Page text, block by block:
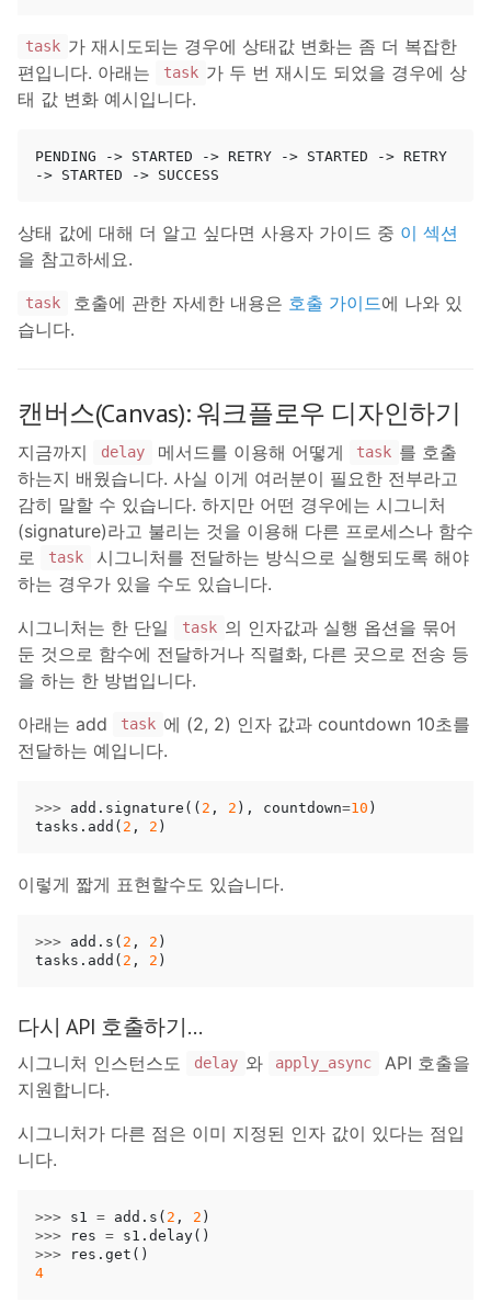
task 가 재시도되는 경우에 상태값 변화는 좀 더 복잡한
편입니다. 아래는
task 가 두 번 재시도 되었을 경우에 상
태 값 변화 예시입니다.
PENDING -> STARTED -> RETRY -> STARTED -> RETRY
상태 값에 대해 더 알고 싶다면 사용자 가이드 중 이 섹션
을 참고하세요.
task 호출에 관한 자세한 내용은 호출 가이드에 나와 있
습니다.
캔버스(Canvas): 워크플로우 디자인하기
지금까지 delay 메서드를 이용해 어떻게 task 를 호출
하는지 배웠습니다. 사실 이게 여러분이 필요한 전부라고
감히 말할 수 있습니다. 하지만 어떤 경우에는 시그니처
(signature)라고 불리는 것을 이용해 다른 프로세스나 함수
로
task
시그니처를 전달하는 방식으로 실행되도록 해야
하는 경우가 있을 수도 있습니다.
시그니처는 한 단일
task 의 인자값과 실행 옵션을 묶어
둔 것으로 함수에 전달하거나 직렬화, 다른 곳으로 전송 등
을 하는 한 방법입니다.
아래는 add
task 에 (2, 2) 인자 값과 countdown 10초를
전달하는 예입니다.
>>> add . signature (( 2 , 2 ), countdown=10 )
tasks . add ( 2 , 2 )
이렇게 짧게 표현할수도 있습니다.
>>> add . s ( 2 , 2 )
tasks . add ( 2 , 2 )
다시 API 호출하기…
시그니처 인스턴스도 delay 와 apply_async
API 호출을
지원합니다.
시그니처가 다른 점은 이미 지정된 인자 값이 있다는 점입
니다.
>>> s1 = add . s ( 2 , 2 )
>>>
res = s1 . delay()
>>>
res . get ()
4